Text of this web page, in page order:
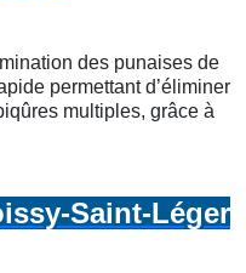
des punaises de
permettant d’éliminer
multiples, grâce à
Saint-Léger